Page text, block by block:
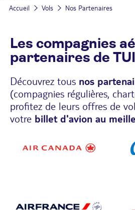
Accueil Vols Nos Partenaires
Les compagnies
partenaires de TUI
Découvrez tous nos
(compagnies régulières,
profitez de leurs offres de
votre billet d'avion au